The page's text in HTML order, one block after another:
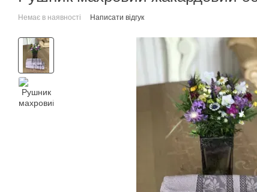
Немає в наявності Написати відгук